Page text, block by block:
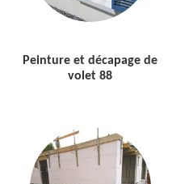
Peinture et décapage de
volet 88